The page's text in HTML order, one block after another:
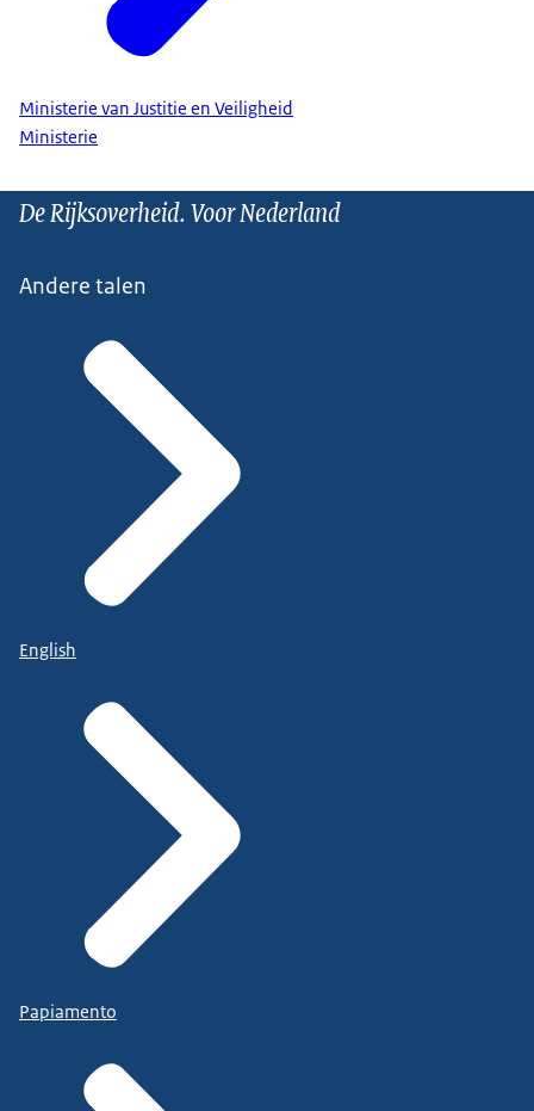
Ministerie van Justitie en Veiligheid
Ministerie
De Rijksoverheid. Voor Nederland
Andere talen
English
Papiamento